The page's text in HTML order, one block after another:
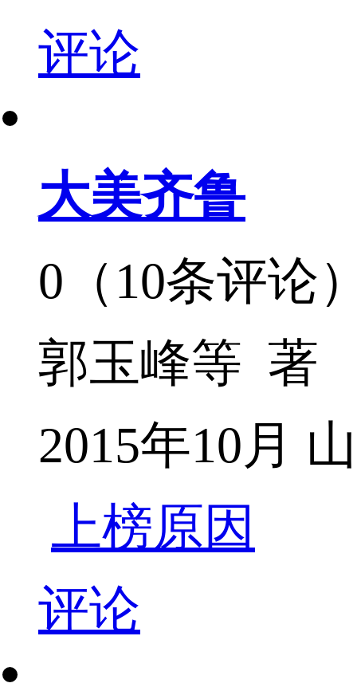
评论
大美齐鲁
0（10条评论
郭玉峰等 著
2015年10月
上榜原因
评论